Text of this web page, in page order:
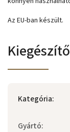
Az EU-ban készült.
Kategória:
Gyártó: